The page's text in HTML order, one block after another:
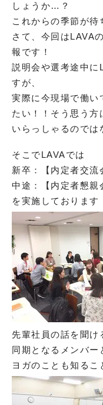
しょうか…？
これからの季節が待
さて、今回はLAVA
報です！
説明会や選考途中に
すが、
実際に今現場で働い
たい！！そう思う方
いらっしゃるのでは
そこでLAVAでは
新卒：【内定者交流
中途：【内定者懇親
を実施しております
先輩社員の話を聞け
同期となるメンバー
ヨガのことも知る